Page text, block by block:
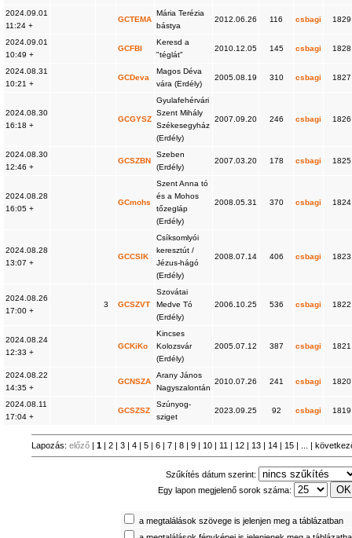
2024.09.01
11:24 +
GCTEMA
Mária Terézia
bástya
2012.06.26 116 csbagi 1829
2024.09.01
10:49 +
GCFBI
Keresd a
"téglát"
2010.12.05 145 csbagi 1828
2024.08.31
10:21 +
GCDeva
Magos Déva
vára (Erdély)
2005.08.19 310 csbagi 1827
2024.08.30
16:18 +
GCGYSZ
Gyulafehérvári
Szent Mihály
Székesegyház
(Erdély)
2007.09.20 246 csbagi 1826
2024.08.30
12:46 +
GCSZBN
Szeben
(Erdély)
2007.03.20 178 csbagi 1825
2024.08.28
16:05 +
GCmohs
Szent Anna tó
és a Mohos
tőzegláp
(Erdély)
2008.05.31 370 csbagi 1824
2024.08.28
13:07 +
GCCSIK
Csíksomlyói
keresztút /
Jézus-hágó
(Erdély)
2008.07.14 406 csbagi 1823
2024.08.26
17:00 +
3 GCSZVT
Szovátai
Medve Tó
(Erdély)
2006.10.25 536 csbagi 1822
2024.08.24
12:33 +
GCKiKo
Kincses
Kolozsvár
(Erdély)
2005.07.12 387 csbagi 1821
2024.08.22
14:35 +
GCNSZA
Arany János
Nagyszalontán
2010.07.26 241 csbagi 1820
2024.08.11
17:04 +
GCSZSZ
Szúnyog-
sziget
2023.09.25 92 csbagi 1819
Lapozás:előző |1 2 3 4 5 6 7 8 9 10 11 12 13 14 15
Szűkítés dátum szerint:
Egy lapon megjelenő sorok száma:
a megtalálások szövege is jelenjen meg a táblázatban